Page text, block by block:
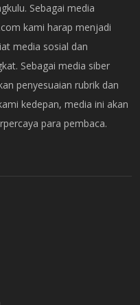
Sebagai media
kami harap menjadi
media sosial dan
Sebagai media siber
penyesuaian rubrik dan
kedepan, media ini akan
para pembaca.